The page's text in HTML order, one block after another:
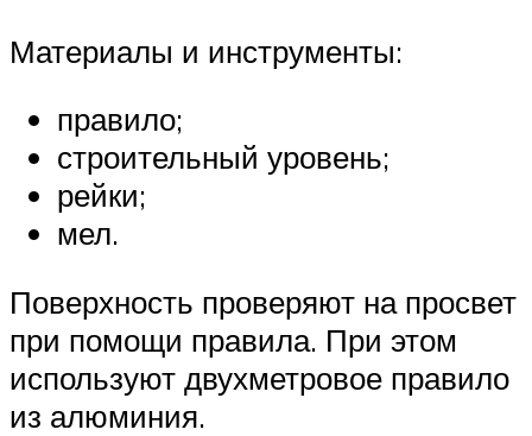
Материалы и инструменты:
правило;
строительный уровень;
рейки;
мел.
Поверхность проверяют на просвет
при помощи правила. При этом
используют двухметровое правило
из алюминия.